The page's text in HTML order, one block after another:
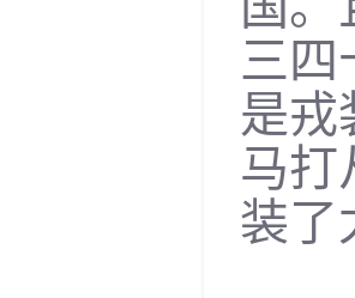
三四
是戎
马打
装了